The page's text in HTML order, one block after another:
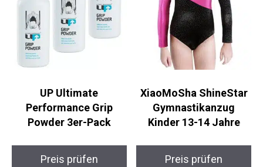
UP Ultimate
Performance Grip
XiaoMoSha ShineStar
Gymnastikanzug